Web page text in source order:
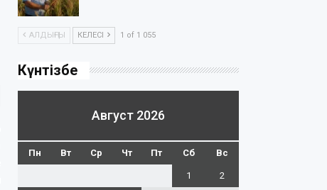
АЛДЫҢҒЫ КЕЛЕСІ 1 of 1 055
Күнтізбе
Август 2026
Пн Вт Ср Чт Пт Сб Вс
1 2